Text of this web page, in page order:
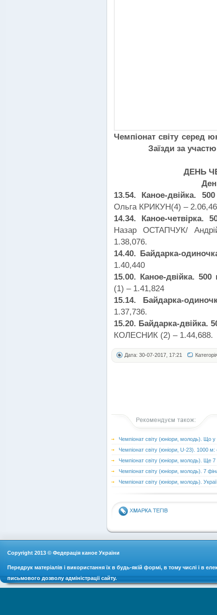
Чемпіонат світу серед
Заїзди за
ДЕНЬ
13.54. Каное-двійка.
Ольга КРИКУН(4) –
14.34. Каное-
Назар ОСТАПЧУК/
1.38,076.
14.40. Байдарка-
1.40,440
15.00. Каное-двійка.
(1) – 1.41,824
15.14. Байдарка-
1.37,736.
15.20. Байдарка-двійка.
КОЛЕСНИК (2) – 1.44,688.
Дата: 30-07-2017, 17:21
Чемпіонат cвіту (юніори, молодь). Що у
Чемпіонат cвіту (юніори, U-23). 1000
Чемпіонат cвіту (юніори, молодь). Ще 7
Чемпіонат cвіту (юніори, молодь). 7
Чемпіонат cвіту (юніори, молодь).
Copyright 2013 © Федерація каное України
Передрук матеріалів і використання їх в будь-якій формі, в тому числі і в
письмового дозволу адміністрації сайту.